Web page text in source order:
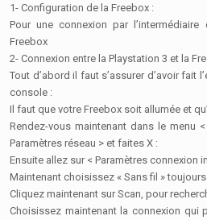
1- Configuration de la Freebox :
Pour une connexion par
Freebox
2- Connexion entre la Playstation 3 et la
Tout d’abord il faut s’assurer d’avoir fait
console :
Il faut que votre Freebox soit allumée et
Rendez-vous maintenant dans le menu
Paramètres réseau > et faites X :
Ensuite allez sur < Paramètres connexion
Maintenant choisissez « Sans fil » toujours
Cliquez maintenant sur Scan, pour
Choisissez maintenant la connexion qui